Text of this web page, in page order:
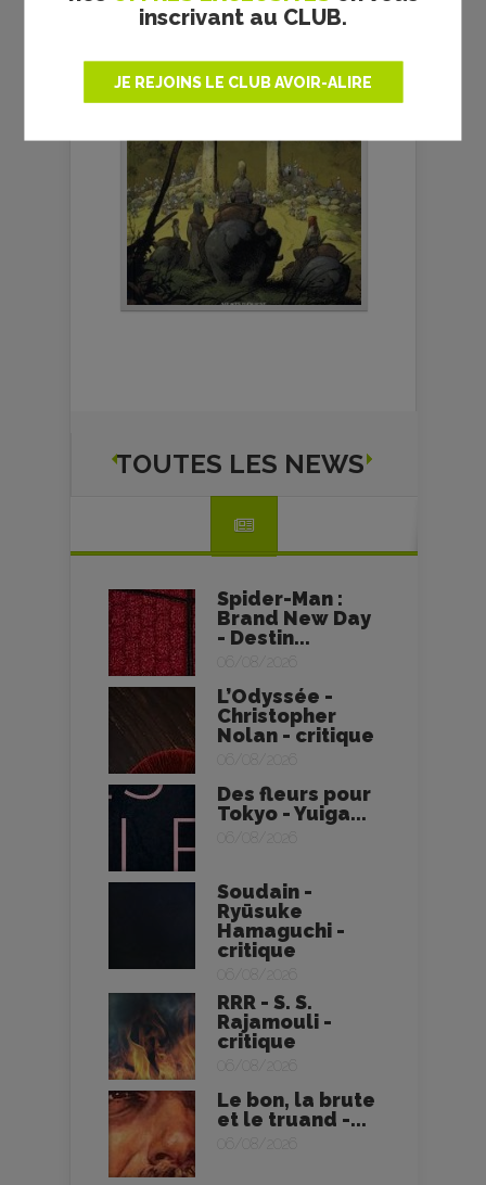
inscrivant au CLUB.
JE REJOINS LE CLUB AVOIR-ALIRE
TOUTES LES NEWS
Spider-Man :
Brand New Day
- Destin...
06/08/2026
L’Odyssée -
Christopher
Nolan - critique
06/08/2026
Des fleurs pour
Tokyo - Yuiga...
06/08/2026
Soudain -
Ryūsuke
Hamaguchi -
critique
06/08/2026
RRR - S. S.
Rajamouli -
critique
06/08/2026
Le bon, la brute
et le truand -...
06/08/2026